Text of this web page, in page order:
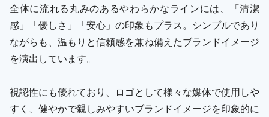
全体に流れる丸みのあるやわらかなラインには、「清潔
感」「優しさ」「安心」の印象もプラス。シンプルであり
ながらも、温もりと信頼感を兼ね備えたブランドイメージ
を演出しています。
視認性にも優れており、ロゴとして様々な媒体で使用しや
すく、健やかで親しみやすいブランドイメージを印象的に